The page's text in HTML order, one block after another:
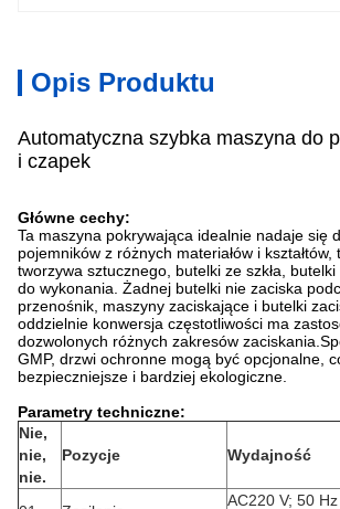
Opis Produktu
Automatyczna szybka maszyna do
i czapek
Główne cechy:
Ta maszyna pokrywająca idealnie nadaje się
pojemników z różnych materiałów i
tworzywa sztucznego, butelki ze szkła, butelki
do wykonania. Żadnej butelki nie zaciska
przenośnik, maszyny zaciskające i butelki
oddzielnie konwersja częstotliwości ma
dozwolonych różnych zakresów
GMP, drzwi ochronne mogą być opcjonalne,
bezpieczniejsze i bardziej ekologiczne.
Parametry techniczne:
Nie,
nie,
nie.
Pozycje Wydajność
AC220 V; 50